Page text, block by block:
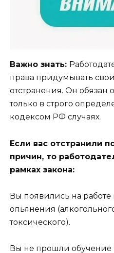
Важно знать:
права придумывать
отстранения. Он обязан
только в строго
кодексом РФ случаях.
Если вас отстранили
причин, то
рамках закона:
Вы появились на работе
опьянения
токсического).
Вы не прошли обучение